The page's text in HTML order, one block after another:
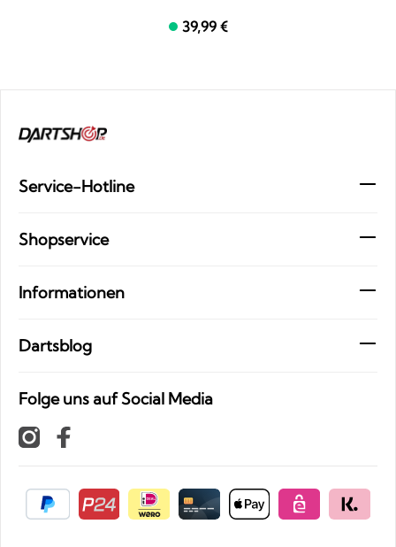
39,99 €
Service-Hotline
Shopservice
Informationen
Dartsblog
Folge uns auf Social Media